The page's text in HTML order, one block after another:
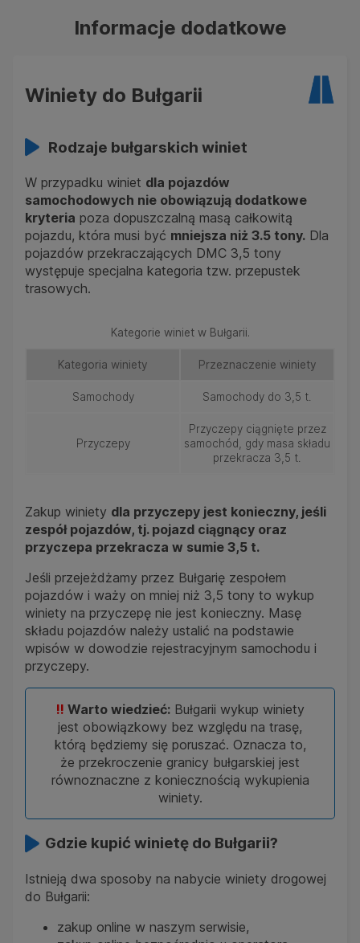
Informacje dodatkowe
Winiety do Bułgarii
Rodzaje bułgarskich winiet
W przypadku winiet dla pojazdów
samochodowych nie obowiązują dodatkowe
kryteria poza dopuszczalną masą całkowitą
pojazdu, która musi być mniejsza niż 3.5 tony. Dla
pojazdów przekraczających DMC 3,5 tony
występuje specjalna kategoria tzw. przepustek
trasowych.
Kategorie winiet w Bułgarii.
Kategoria winiety Przeznaczenie winiety
Samochody Samochody do 3,5 t.
Przyczepy
Przyczepy ciągnięte przez
samochód, gdy masa składu
przekracza 3,5 t.
Zakup winiety dla przyczepy jest konieczny, jeśli
zespół pojazdów, tj. pojazd ciągnący oraz
przyczepa przekracza w sumie 3,5 t.
Jeśli przejeżdżamy przez Bułgarię zespołem
pojazdów i waży on mniej niż 3,5 tony to wykup
winiety na przyczepę nie jest konieczny. Masę
składu pojazdów należy ustalić na podstawie
wpisów w dowodzie rejestracyjnym samochodu i
przyczepy.
!! Warto wiedzieć:Bułgarii wykup winiety
jest obowiązkowy bez względu na trasę,
którą będziemy się poruszać. Oznacza to,
że przekroczenie granicy bułgarskiej jest
równoznaczne z koniecznością wykupienia
winiety.
Gdzie kupić winietę do Bułgarii?
Istnieją dwa sposoby na nabycie winiety drogowej
do Bułgarii:
zakup online w naszym serwisie,